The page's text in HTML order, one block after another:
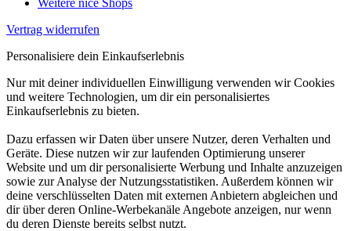
Vertrag widerrufen
Personalisiere dein Einkaufserlebnis
Nur mit deiner individuellen Einwilligung verwenden wir Cookies
und weitere Technologien, um dir ein personalisiertes
Einkaufserlebnis zu bieten.
Dazu erfassen wir Daten über unsere Nutzer, deren Verhalten und
Geräte. Diese nutzen wir zur laufenden Optimierung unserer
Website und um dir personalisierte Werbung und Inhalte anzuzeigen
sowie zur Analyse der Nutzungsstatistiken. Außerdem können wir
deine verschlüsselten Daten mit externen Anbietern abgleichen und
dir über deren Online-Werbekanäle Angebote anzeigen, nur wenn
du deren Dienste bereits selbst nutzt.